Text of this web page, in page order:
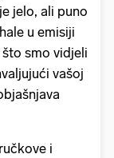
jelo, ali puno
u emisiji
smo vidjeli
vašoj
i